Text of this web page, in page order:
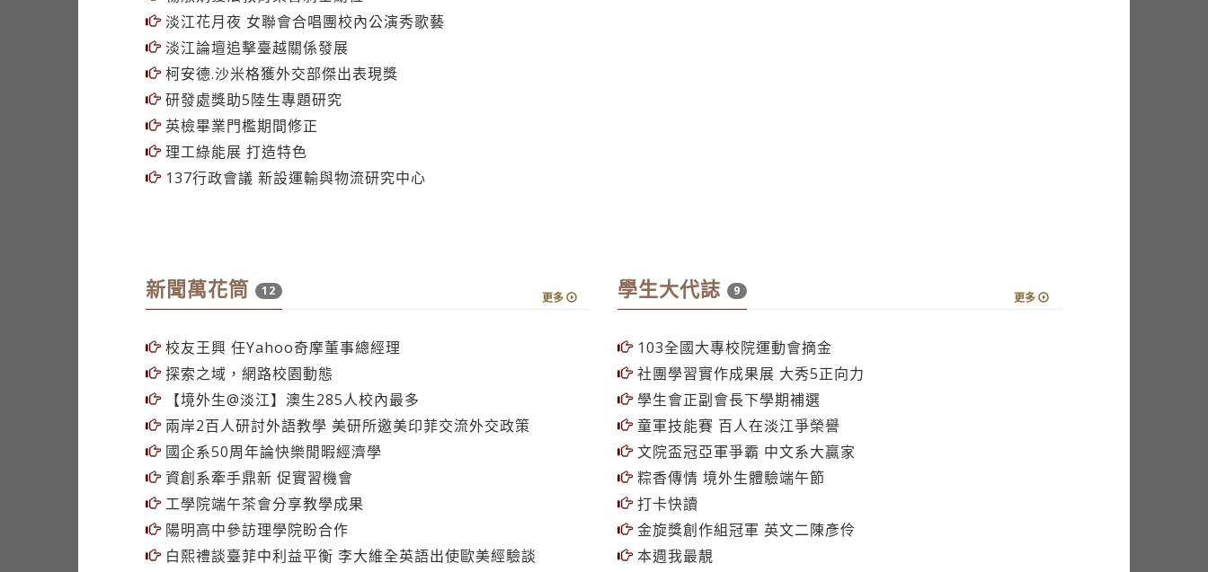
淡江花月夜 女聯會合唱團校內公演秀歌藝
淡江論壇追擊臺越關係發展
柯安德.沙米格獲外交部傑出表現獎
研發處獎助5陸生專題研究
英檢畢業門檻期間修正
理工綠能展 打造特色
137行政會議 新設運輸與物流研究中心
新聞萬花筒 12 更多
校友王興 任Yahoo奇摩董事總經理
探索之域，網路校園動態
【境外生@淡江】澳生285人校內最多
兩岸2百人研討外語教學 美研所邀美印菲交流外交政策
國企系50周年論快樂閒暇經濟學
資創系牽手鼎新 促實習機會
工學院端午茶會分享教學成果
陽明高中參訪理學院盼合作
白熙禮談臺菲中利益平衡 李大維全英語出使歐美經驗談
學生大代誌 9 更多
103全國大專校院運動會摘金
社團學習實作成果展 大秀5正向力
學生會正副會長下學期補選
童軍技能賽 百人在淡江爭榮譽
文院盃冠亞軍爭霸 中文系大贏家
粽香傳情 境外生體驗端午節
打卡快讀
金旋獎創作組冠軍 英文二陳彥伶
本週我最靚